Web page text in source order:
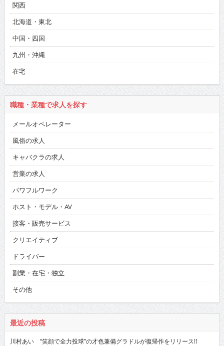
関西
北海道・東北
中国・四国
九州・沖縄
在宅
職種・業種で求人を探す
メールオペレーター
風俗の求人
キャバクラの求人
営業の求人
パワフルワーク
ホスト・モデル・AV
接客・販売サービス
クリエイティブ
ドライバー
副業・在宅・独立
その他
最近の投稿
川村あい “笑顔で全力投球”の才色兼備グラドルが復帰作をリリース!!